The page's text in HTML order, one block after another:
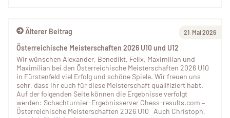
Älterer Beitrag 21. Mai 2026
Österreichische Meisterschaften 2026 U10 und U12
Wir wünschen Alexander, Benedikt, Felix, Maximilian und
Maximilian bei den Österreichische Meisterschaften 2026 U10
in Fürstenfeld viel Erfolg und schöne Spiele. Wir freuen uns
sehr, dass ihr euch für diese Meisterschaft qualifiziert habt.
Auf der folgenden Seite können die Ergebnisse verfolgt
werden: Schachturnier-Ergebnisserver Chess-results.com –
Österreichische Meisterschaften 2026 U10 Auch Christoph,